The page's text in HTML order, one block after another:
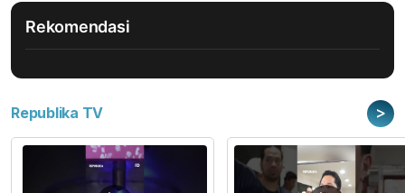
Rekomendasi
Republika TV >